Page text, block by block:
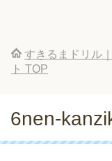
すきるまドリル
ト TOP
6nen-